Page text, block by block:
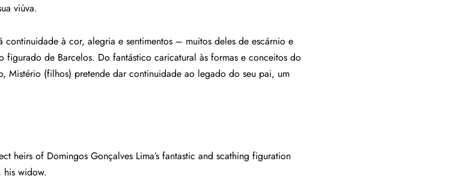
viúva.
à cor, alegria e sentimentos – muitos deles de escárnio e
de Barcelos. Do fantástico caricatural às formas e conceitos do
Mistério (filhos) pretende dar continuidade ao legado do seu pai, um
heirs of Domingos Gonçalves Lima’s fantastic and scathing figuration
his widow.